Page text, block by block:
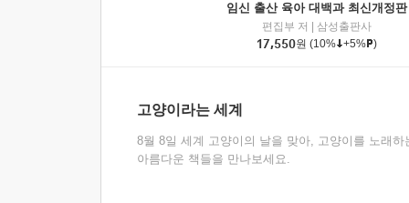
임신 출산 육아 대백과 최신개정판
편집부 저
삼성출판사
17,550원 (10% +5% )
고양이라는 세계
8월 8일 세계 고양이의 날을 맞아, 고양이를 노래하
아름다운 책들을 만나보세요.